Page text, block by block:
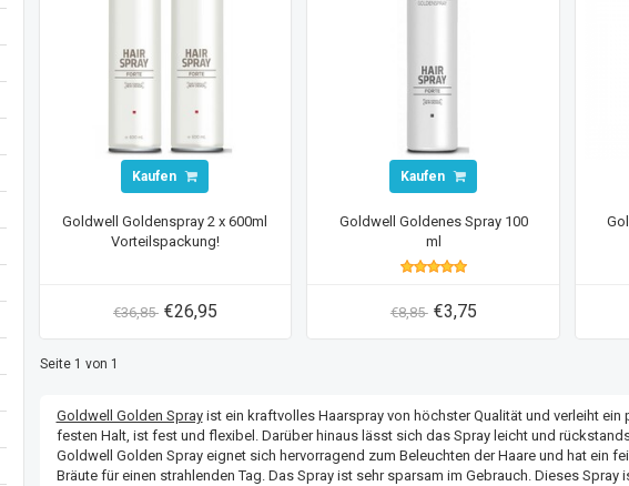
Kaufen
Goldwell Goldenspray 2 x 600ml
Vorteilspackung!
€36,85 €26,95
Kaufen
Goldwell Goldenes Spray 100
ml
€8,85 €3,75
Seite 1 von 1
Goldwell Golden Sprayist ein kraftvolles Haarspray von höchster Qualität und verleiht ein
festen Halt, ist fest und flexibel. Darüber hinaus lässt sich das Spray leicht und
Goldwell Golden Spray eignet sich hervorragend zum Beleuchten der Haare und hat ein
Bräute für einen strahlenden Tag. Das Spray ist sehr sparsam im Gebrauch. Dieses Spray